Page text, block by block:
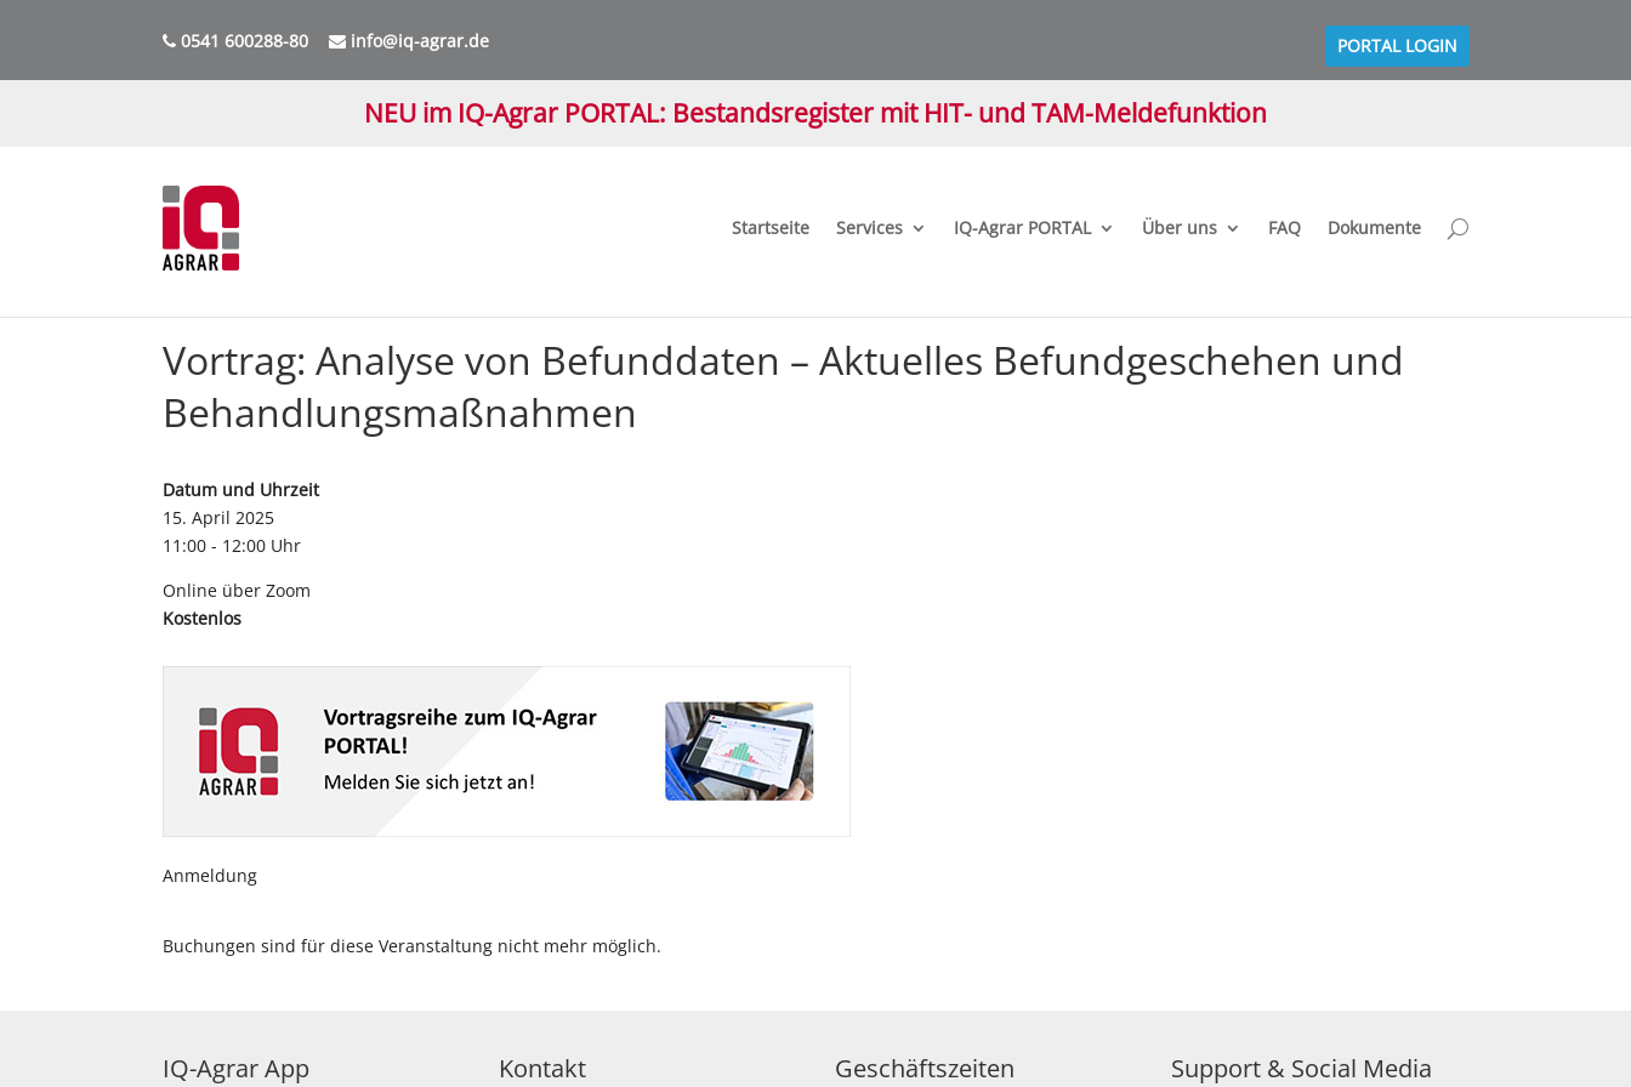
0541 600288-80 info@iq-agrar.de PORTAL LOGIN
NEU im IQ-Agrar PORTAL: Bestandsregister mit HIT- und TAM-Meldefunktion
Startseite Services IQ-Agrar PORTAL Über uns FAQ Dokumente
Vortrag: Analyse von Befunddaten – Aktuelles Befundgeschehen und
Behandlungsmaßnahmen
Datum und Uhrzeit
15. April 2025
11:00 - 12:00 Uhr
Online über Zoom
Kostenlos
Anmeldung
Buchungen sind für diese Veranstaltung nicht mehr möglich.
IQ-Agrar App Kontakt Geschäftszeiten Support & Social Media